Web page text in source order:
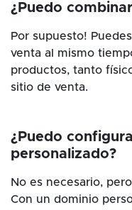
¿Puedo
Por supuesto!
venta al mismo
productos, tanto
sitio de venta.
¿Puedo
personalizado?
No es necesario,
Con un dominio